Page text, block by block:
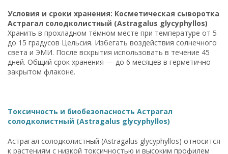
Условия и сроки хранения: Косметическая сыворотка
Астрагал солодколистный (Astragalus glycyphyllos)
Хранить в прохладном тёмном месте при температуре от 5
до 15 градусов Цельсия. Избегать воздействия солнечного
света и ЭМИ. После вскрытия использовать в течение 45
дней. Общий срок хранения — до 6 месяцев в герметично
закрытом флаконе.
Токсичность и биобезопасность Астрагал
солодколистный (Astragalus glycyphyllos)
Астрагал солодколистный (Astragalus glycyphyllos) относится
к растениям с низкой токсичностью и высоким профилем